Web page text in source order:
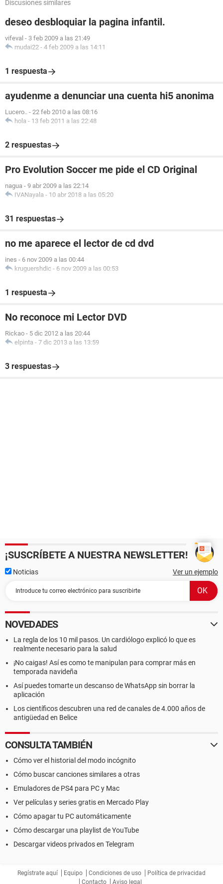
Discusiones similares
deseo desbloquiar la pagina infantil.
vifeval - 3 feb 2009 a las 21:49
mudai22 - 4 feb 2009 a las 14:11
1 respuesta
ayudenme a denunciar una cuenta hi5 anonima
Lucero.. - 22 feb 2010 a las 08:16
hola - 13 feb 2011 a las 22:48
2 respuestas
Pro Evolution Soccer me pide el CD Original
nagua - 9 abr 2009 a las 22:14
IVANayala - 10 abr 2018 a las 05:20
31 respuestas
no me aparece el lector de cd dvd
ines - 6 nov 2009 a las 00:44
kruguershdic - 6 nov 2009 a las 00:53
1 respuesta
No reconoce mi Lector DVD
Rickao - 5 dic 2012 a las 20:44
elpinta - 7 dic 2013 a las 13:59
3 respuestas
¡SUSCRÍBETE A NUESTRA NEWSLETTER!
Noticias Ver un ejemplo
NOVEDADES
La regla de los 10 mil pasos. Un cardiólogo explicó lo que es
realmente necesario para la salud
¡No caigas! Así es como te manipulan para comprar más en
temporada navideña
Así puedes tomarte un descanso de WhatsApp sin borrar la
aplicación
Los científicos descubren una red de canales de 4.000 años de
antigüedad en Belice
CONSULTA TAMBIÉN
Cómo ver el historial del modo incógnito
Cómo buscar canciones similares a otras
Emuladores de PS4 para PC y Mac
Ver películas y series gratis en Mercado Play
Cómo apagar tu PC automáticamente
Cómo descargar una playlist de YouTube
Descargar videos privados en Telegram
Regístrate aquí Equipo Condiciones de uso
Política de privacidad
Contacto
Aviso legal